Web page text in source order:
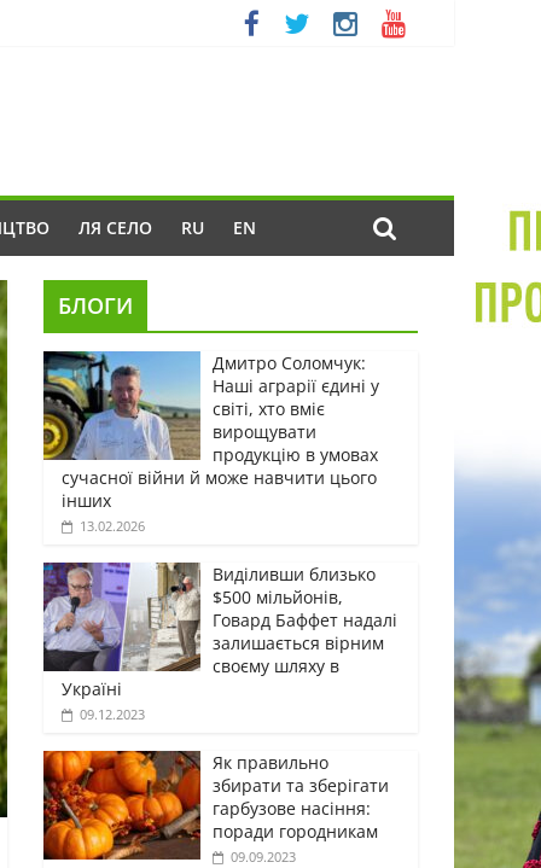
ЛЯ СЕЛО RU EN
БЛОГИ
Дмитро Соломчук:
Наші аграрії єдині у
світі, хто вміє
вирощувати
продукцію в умовах
сучасної війни й може навчити цього
інших
13.02.2026
Виділивши близько
$500 мільйонів,
Говард Баффет надалі
залишається вірним
своєму шляху в
Україні
09.12.2023
Як правильно
збирати та зберігати
гарбузове насіння:
поради городникам
09.09.2023